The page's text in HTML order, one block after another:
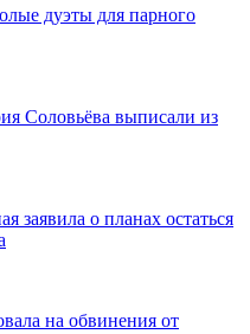
дуэты для парного
Соловьёва выписали из
заявила о планах остаться
на обвинения от